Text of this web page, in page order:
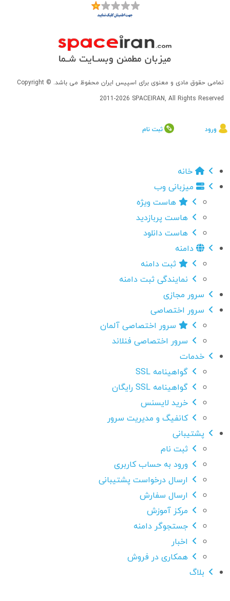
تمامی حقوق مادی و معنوی برای اسپیس ایران محفوظ می باشد. Copyright ©
2011-2026 SPACEIRAN, All Rights Reserved
ورود ثبت نام
خانه
میزبانی وب
هاست ویژه
هاست پربازدید
هاست دانلود
دامنه
ثبت دامنه
نمایندگی ثبت دامنه
سرور مجازی
سرور اختصاصی
سرور اختصاصی آلمان
سرور اختصاصی فنلاند
خدمات
گواهینامه SSL
گواهینامه SSL رایگان
خرید لایسنس
کانفیگ و مدیریت سرور
پشتیبانی
ثبت نام
ورود به حساب کاربری
ارسال درخواست پشتیبانی
ارسال سفارش
مرکز آموزش
جستجوگر دامنه
اخبار
همکاری در فروش
بلاگ